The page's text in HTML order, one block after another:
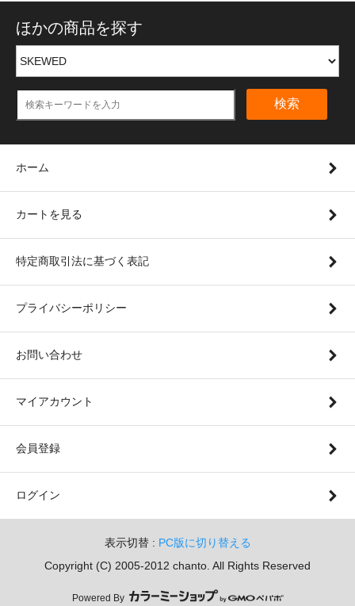
ほかの商品を探す
検索
ホーム
カートを見る
特定商取引法に基づく表記
プライバシーポリシー
お問い合わせ
マイアカウント
会員登録
ログイン
表示切替 : PC版に切り替える
Copyright (C) 2005-2012 chanto. All Rights Reserved
Powered By